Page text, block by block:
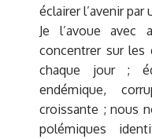
éclairer l’avenir
Je l’avoue
concentrer sur les
chaque jour ;
endémique,
croissante ; nous
polémiques